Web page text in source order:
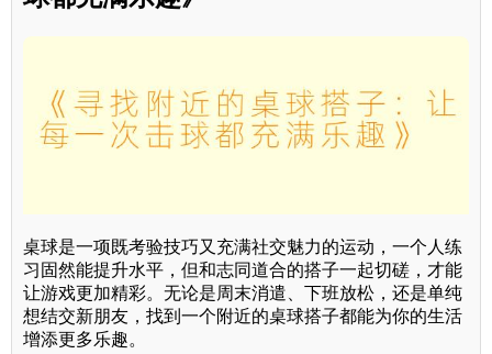
桌球是一项既考验技巧又充满社交魅力的运动，一个人练
习固然能提升水平，但和志同道合的搭子一起切磋，才能
让游戏更加精彩。无论是周末消遣、下班放松，还是单纯
想结交新朋友，找到一个附近的桌球搭子都能为你的生活
增添更多乐趣。